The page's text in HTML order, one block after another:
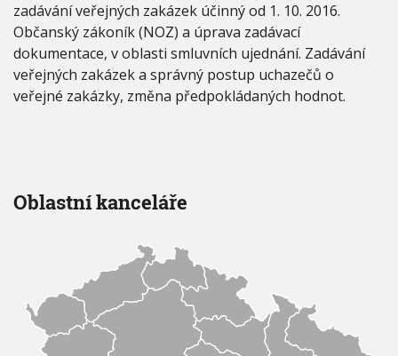
o
n
a
z
h
l
a
zadávání veřejných zakázek účinný od 1. 10. 2016.
Občanský zákoník (NOZ) a úprava zadávací
dokumentace, v oblasti smluvních ujednání. Zadávání
veřejných zakázek a správný postup uchazečů o
veřejné zakázky, změna předpokládaných hodnot.
Oblastní kanceláře